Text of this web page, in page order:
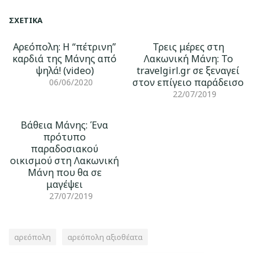
ΣΧΕΤΙΚΆ
Αρεόπολη: Η “πέτρινη”
καρδιά της Μάνης από
ψηλά! (video)
06/06/2020
Τρεις μέρες στη
Λακωνική Μάνη: Το
travelgirl.gr σε ξεναγεί
στον επίγειο παράδεισο
22/07/2019
Βάθεια Μάνης: Ένα
πρότυπο
παραδοσιακού
οικισμού στη Λακωνική
Μάνη που θα σε
μαγέψει
27/07/2019
αρεόπολη αρεόπολη αξιοθέατα